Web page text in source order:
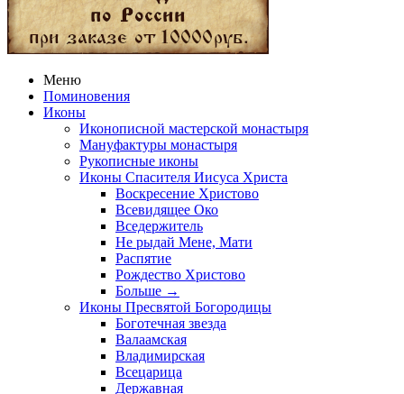
Меню
Поминовения
Иконы
Иконописной мастерской монастыря
Мануфактуры монастыря
Рукописные иконы
Иконы Спасителя Иисуса Христа
Воскресение Христово
Всевидящее Око
Вседержитель
Не рыдай Мене, Мати
Распятие
Рождество Христово
Больше →
Иконы Пресвятой Богородицы
Боготечная звезда
Валаамская
Владимирская
Всецарица
Державная